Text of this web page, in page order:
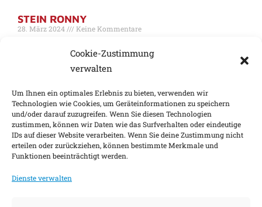
Cookie-Zustimmung
verwalten
Um Ihnen ein optimales Erlebnis zu bieten, verwenden wir
Technologien wie Cookies, um Geräteinformationen zu speichern
und/oder darauf zuzugreifen. Wenn Sie diesen Technologien
zustimmen, können wir Daten wie das Surfverhalten oder eindeutige
IDs auf dieser Website verarbeiten. Wenn Sie deine Zustimmung nicht
erteilen oder zurückziehen, können bestimmte Merkmale und
Funktionen beeinträchtigt werden.
Dienste verwalten
GRT-WACHOWSKI
STEIN RONNY
28. März 2024 Keine Kommentare
RONNY STEIN Versicherungsbetriebswirt (DVA) |
Geschäftsführer +49 (0) 391 62 555 51 +49 (0) 171 62 555 51
1 2
Impressum Nachhaltigkeitsfaktoren
Datenschutz Barrierefreiheit
Cookie-Einstellungen